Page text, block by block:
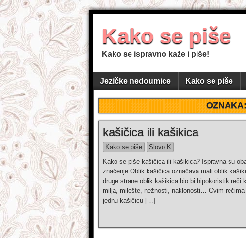
Kako se piše
Kako se ispravno kaže i piše!
Jezičke nedoumice Kako se piše
kašičica ili kašikica
Kako se piše
Slovo K
Kako se piše kašičica ili kašikica? Ispravna su
značenje.Oblik kašičica označava mali oblik
druge strane oblik kašikica bio bi hipokoristik reči
milja, milošte, nežnosti, naklonosti… Ovim
jednu kašičicu […]